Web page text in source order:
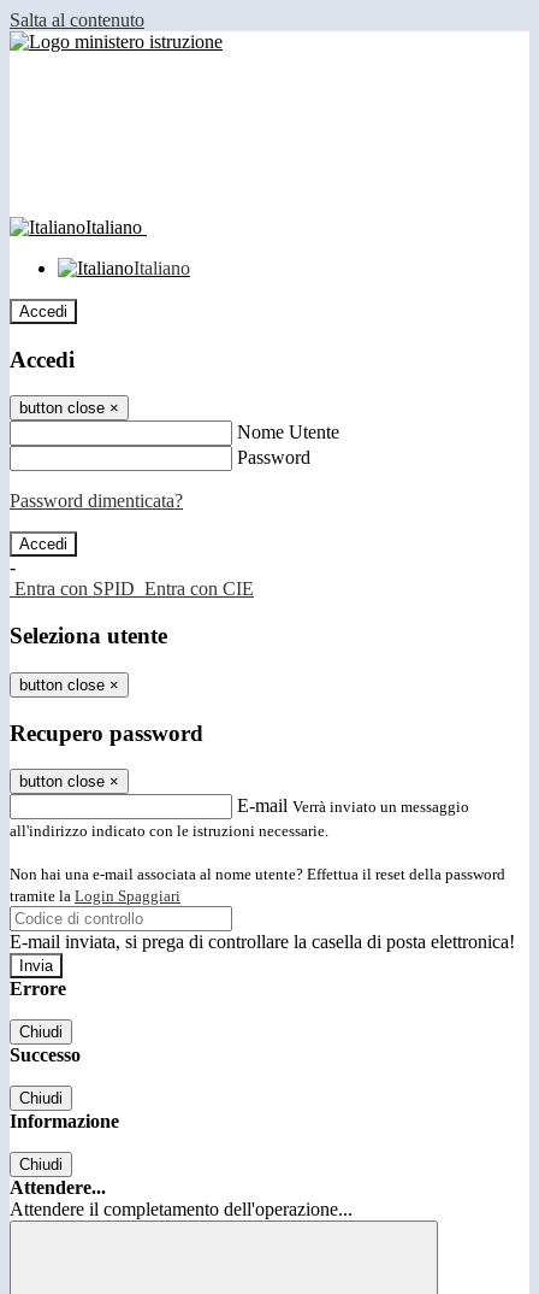
Salta al contenuto
Italiano
Italiano
Accedi
Accedi
button close ×
Nome Utente
Password
Password dimenticata?
-
Entra con SPID Entra con CIE
Seleziona utente
button close ×
Recupero password
button close ×
E-mail Verrà inviato un messaggio
all'indirizzo indicato con le istruzioni necessarie.
Non hai una e-mail associata al nome utente? Effettua il reset della password
tramite la Login Spaggiari
E-mail inviata, si prega di controllare la casella di posta elettronica!
Errore
Chiudi
Successo
Chiudi
Informazione
Chiudi
Attendere...
Attendere il completamento dell'operazione...